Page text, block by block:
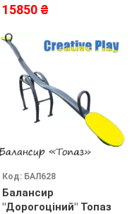
15850 ₴
Код: БАЛ628
Балансир
"Дорогоціний" Топаз